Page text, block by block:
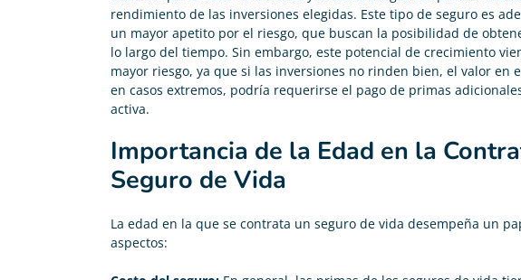
rendimiento de las inversiones elegidas. Este tipo de seguro es
un mayor apetito por el riesgo, que buscan la posibilidad de
lo largo del tiempo. Sin embargo, este potencial de crecimiento
mayor riesgo, ya que si las inversiones no rinden bien, el valor en
en casos extremos, podría requerirse el pago de primas
activa.
Importancia de la Edad en la
Seguro de Vida
La edad en la que se contrata un seguro de vida desempeña un
aspectos: